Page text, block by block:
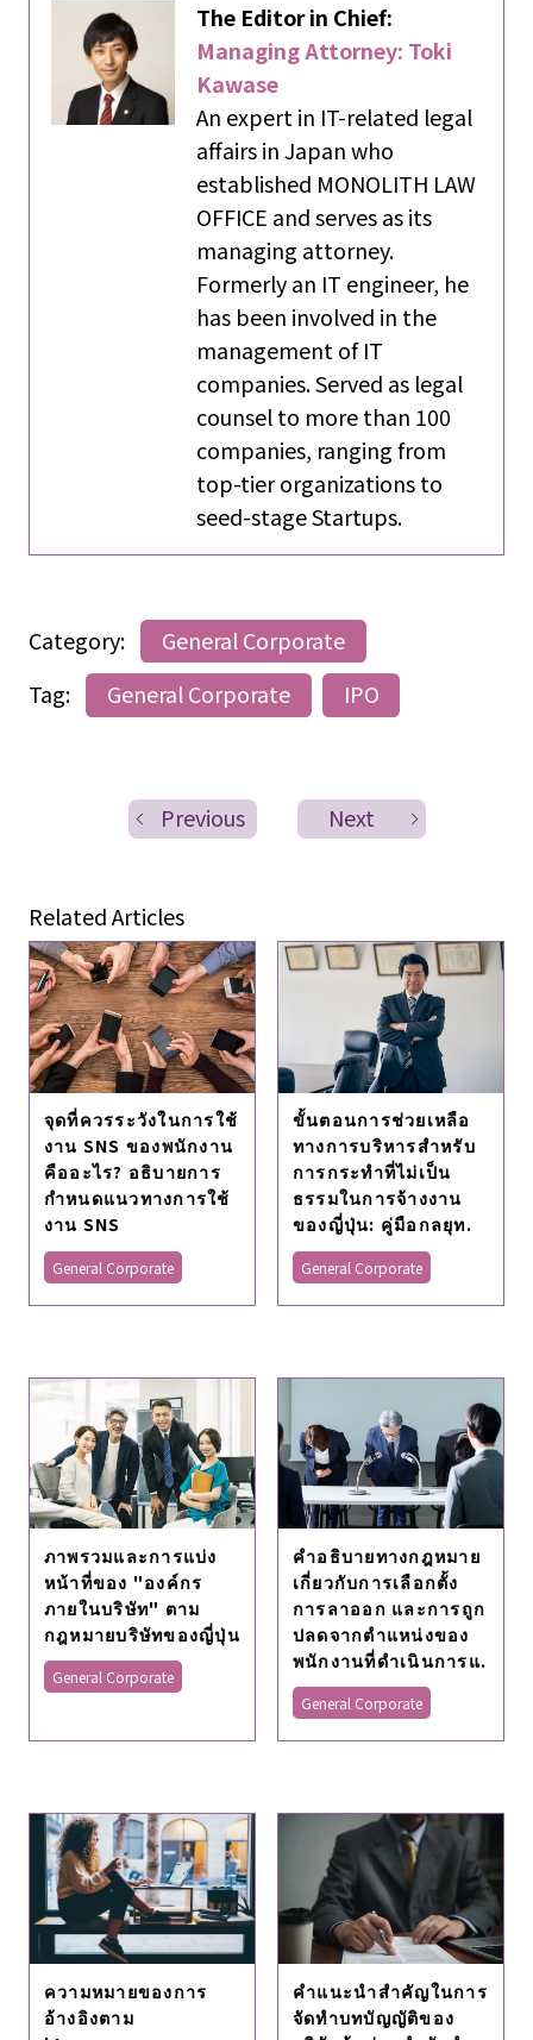
The Editor in Chief:
Managing Attorney: Toki
Kawase
An expert in IT-related legal
affairs in Japan who
established MONOLITH LAW
OFFICE and serves as its
managing attorney.
Formerly an IT engineer, he
has been involved in the
management of IT
companies. Served as legal
counsel to more than 100
companies, ranging from
top-tier organizations to
seed-stage Startups.
Category:
General Corporate
Tag:
General Corporate IPO
Previous Next
Related Articles
จุดที่ควรระวังในการใช้
งาน SNS ของพนักงาน
คืออะไร? อธิบายการ
กำหนดแนวทางการใช้
งาน SNS
General Corporate
ขั้นตอนการช่วยเหลือ
ทางการบริหารสําหรับ
การกระทําที่ไม่เป็น
ธรรมในการจ้างงาน
ของญี่ปุ่น: คู่มือกลยุท.
General Corporate
ภาพรวมและการแบ่ง
หน้าที่ของ "องค์กร
ภายในบริษัท" ตาม
กฎหมายบริษัทของญี่ปุ่น
General Corporate
คําอธิบายทางกฎหมาย
เกี่ยวกับการเลือกตั้ง
การลาออก และการถูก
ปลดจากตําแหน่งของ
พนักงานที่ดําเนินการแ.
General Corporate
ความหมายของการ
อ้างอิงตาม
คําแนะนําสําคัญในการ
จัดทําบทบัญญัติของ